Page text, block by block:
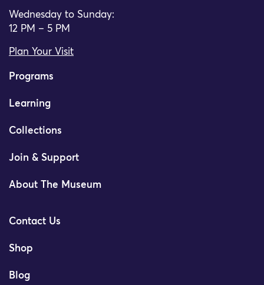
Wednesday to Sunday:
12 PM – 5 PM
Plan Your Visit
Programs
Learning
Collections
Join & Support
About The Museum
Contact Us
Shop
Blog